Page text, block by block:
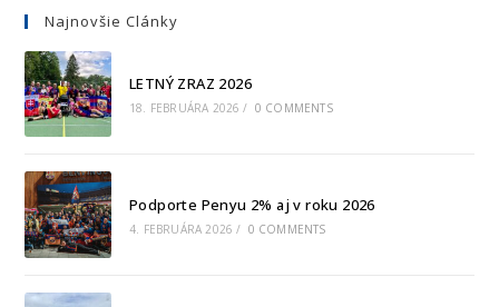
Najnovšie Clánky
LETNÝ ZRAZ 2026
18. FEBRUÁRA 2026 / 0 COMMENTS
Podporte Penyu 2% aj v roku 2026
4. FEBRUÁRA 2026 / 0 COMMENTS